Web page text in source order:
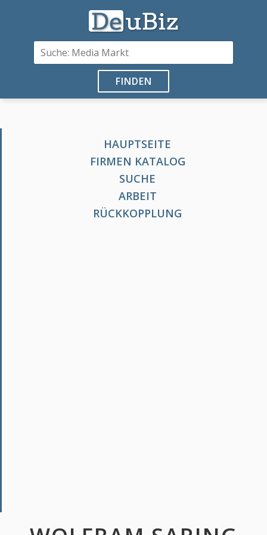
FINDEN
HAUPTSEITE
FIRMEN KATALOG
SUCHE
ARBEIT
RÜCKKOPPLUNG